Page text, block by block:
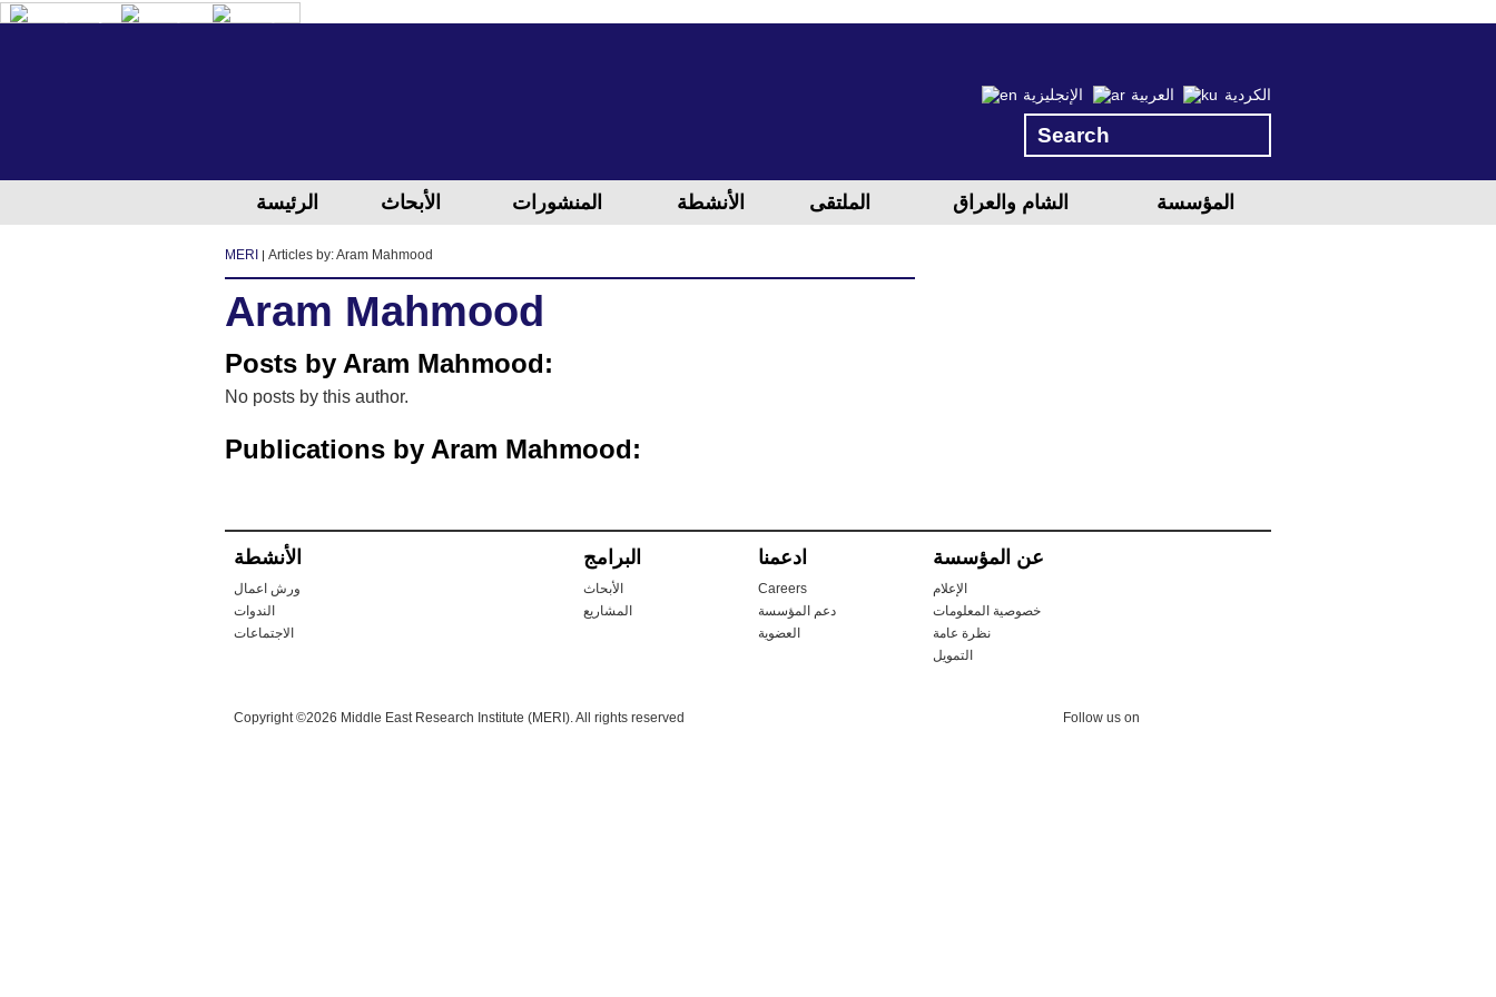
الرئيسة الأبحاث المنشورات الأنشطة الملتقی الشام والعراق المؤسسة
الإنجليزية العربية الكردية
MERI Articles by: Aram Mahmood
Aram Mahmood
Posts by Aram Mahmood:
No posts by this author.
Publications by Aram Mahmood:
الأنشطة
ورش اعمال
الندوات
الاجتماعات
البرامج
الأبحاث
المشاريع
ادعمنا
Careers
دعم المؤسسة
العضوية
عن المؤسسة
الإعلام
خصوصية المعلومات
نظرة عامة
التمويل
Follow us on
Copyright ©2026 Middle East Research Institute (MERI). All rights reserved